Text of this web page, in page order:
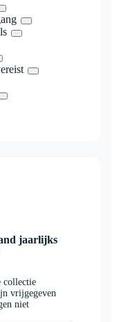
jaarlijks
collectie
vrijgegeven
niet